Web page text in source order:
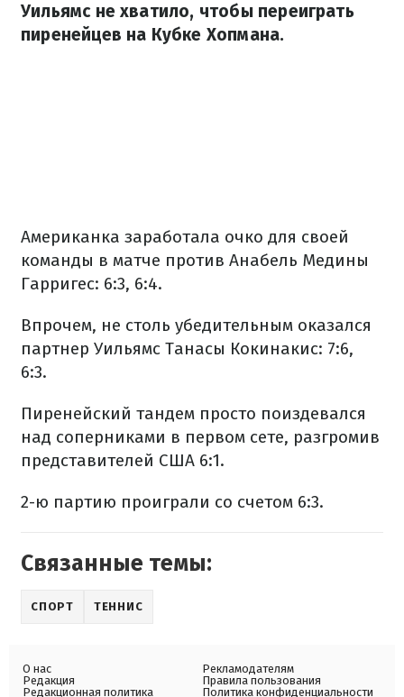
Уильямс не хватило, чтобы переиграть
пиренейцев на Кубке Хопмана.
Американка заработала очко для своей
команды в матче против Анабель Медины
Гарригес: 6:3, 6:4.
Впрочем, не столь убедительным оказался
партнер Уильямс Танасы Кокинакис: 7:6,
6:3.
Пиренейский тандем просто поиздевался
над соперниками в первом сете, разгромив
представителей США 6:1.
2-ю партию проиграли со счетом 6:3.
Связанные темы:
СПОРТ ТЕННИС
О нас
Редакция
Редакционная политика
Рекламодателям
Правила пользования
Политика конфиденциальности